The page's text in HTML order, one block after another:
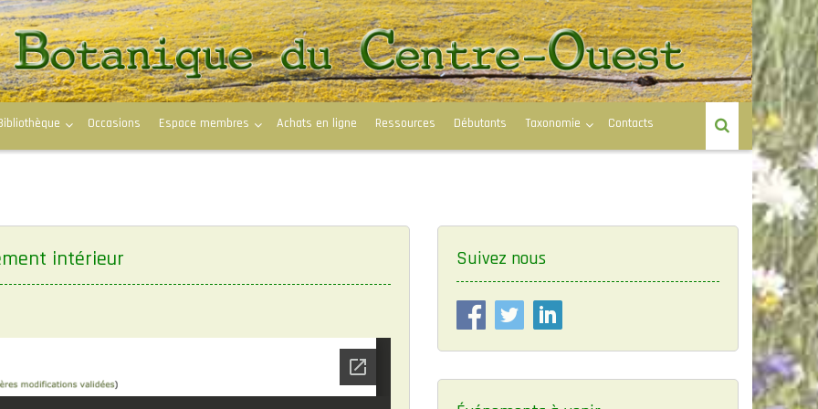
Occasions Espace membres Achats en ligne Ressources Débutants Taxonomie Contacts
intérieur Suivez nous